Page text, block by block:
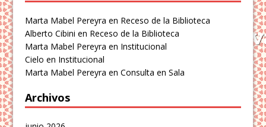
Marta Mabel Pereyra en Receso de la Biblioteca
Alberto Cibini en Receso de la Biblioteca
Marta Mabel Pereyra en Institucional
Cielo en Institucional
Marta Mabel Pereyra enConsulta en Sala
Archivos